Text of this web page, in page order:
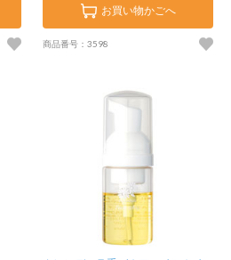
お買い物かごへ
商品番号：3598